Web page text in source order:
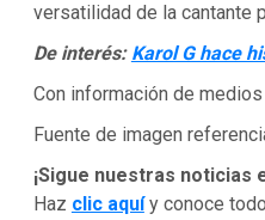
versatilidad de la cantante
De interés: Karol G hace
Con información de
Fuente de imagen
¡Sigue nuestras noticias
Haz clic aquíy conoce